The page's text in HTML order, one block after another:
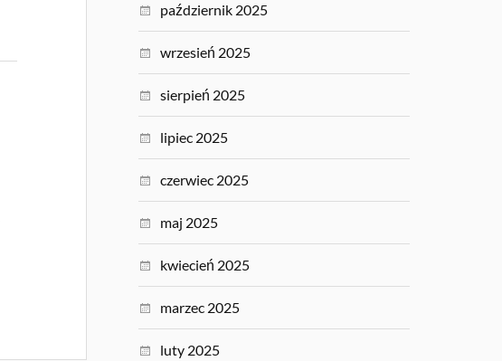
październik 2025
wrzesień 2025
sierpień 2025
lipiec 2025
czerwiec 2025
maj 2025
kwiecień 2025
marzec 2025
luty 2025